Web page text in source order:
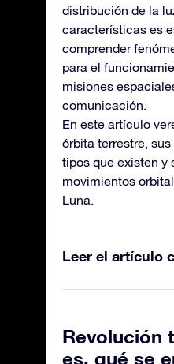
distribución de la
características es
comprender
para el
misiones
comunicación.
En este artículo
órbita terrestre,
tipos que existen y
movimientos
Luna.
Leer el artículo
Revolución
es, qué se